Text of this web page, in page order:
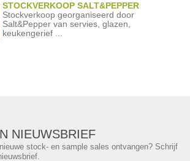
STOCKVERKOOP SALT&PEPPER
Stockverkoop georganiseerd door
Salt&Pepper van servies, glazen,
keukengerief ...
NIEUWSBRIEF
stock- en sample sales ontvangen? Schrijf